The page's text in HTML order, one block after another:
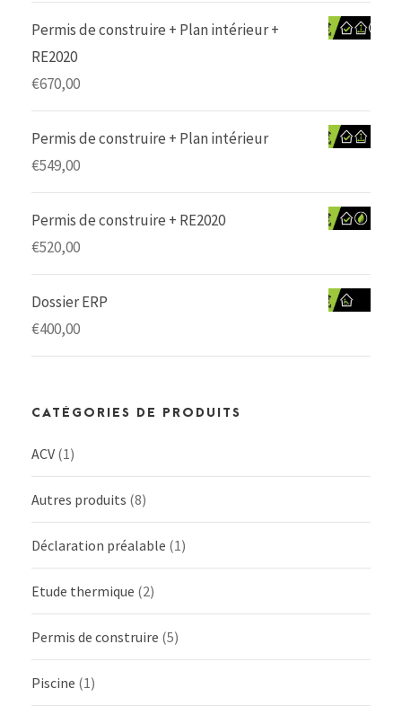
Permis de construire + Plan intérieur +
RE2020
€670,00
Permis de construire + Plan intérieur
€549,00
Permis de construire + RE2020
€520,00
Dossier ERP
€400,00
CATÉGORIES DE PRODUITS
ACV (1)
Autres produits (8)
Déclaration préalable (1)
Etude thermique (2)
Permis de construire (5)
Piscine (1)